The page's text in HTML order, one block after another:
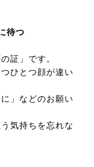
待つ
証」です。
ひとつ顔が違い
」などのお願い
気持ちを忘れな